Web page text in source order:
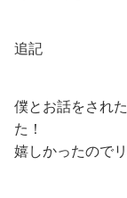
追記
僕とお話をされ
た！
嬉しかったので